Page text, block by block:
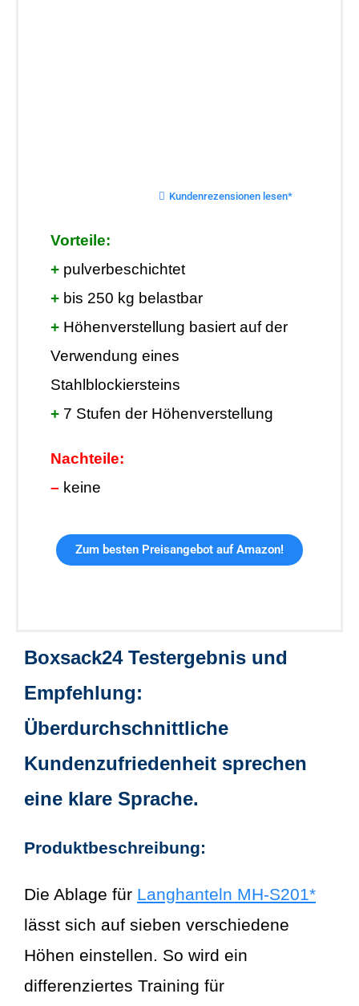
Kundenrezensionen lesen*
Vorteile:
+ pulverbeschichtet
+ bis 250 kg belastbar
+ Höhenverstellung basiert auf der
Verwendung eines
Stahlblockiersteins
+ 7 Stufen der Höhenverstellung
Nachteile:
– keine
Zum besten Preisangebot auf Amazon!
Boxsack24 Testergebnis und
Empfehlung:
Überdurchschnittliche
Kundenzufriedenheit sprechen
eine klare Sprache.
Produktbeschreibung:
Die Ablage für Langhanteln MH-S201*
lässt sich auf sieben verschiedene
Höhen einstellen. So wird ein
differenziertes Training für